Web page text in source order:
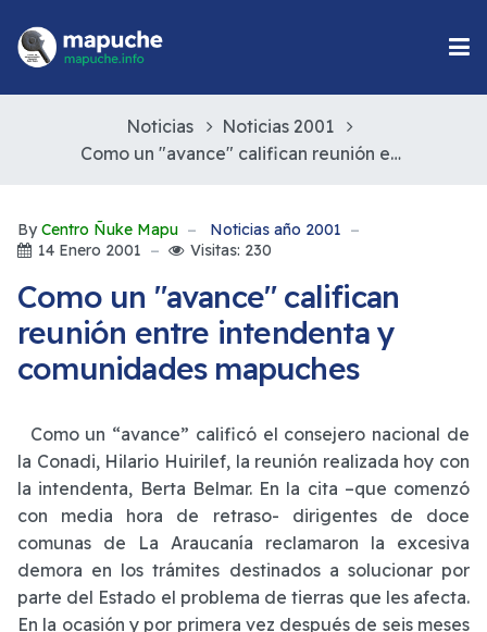
Noticias
Noticias 2001
Como un "avance" califican reunión entre intendenta y comunidades mapuches
By Centro Ñuke Mapu
Noticias año 2001
14 Enero 2001
Visitas: 230
Como un "avance" califican
reunión entre intendenta y
comunidades mapuches
Como un “avance” calificó el consejero nacional de
la Conadi, Hilario Huirilef, la reunión realizada hoy con
la intendenta, Berta Belmar. En la cita –que comenzó
con media hora de retraso- dirigentes de doce
comunas de La Araucanía reclamaron la excesiva
demora en los trámites destinados a solucionar por
parte del Estado el problema de tierras que les afecta.
En la ocasión y por primera vez después de seis meses